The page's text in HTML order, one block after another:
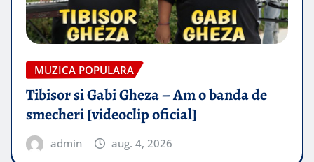
MUZICA POPULARA
Tibisor si Gabi Gheza – Am o banda de
smecheri [videoclip oficial]
admin aug. 4, 2026